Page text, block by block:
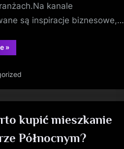
kanale
są inspiracje biznesowe,…
“Kanał
YouTube
dla
przedsiębiorców”
»
kupić mieszkanie
Północnym?